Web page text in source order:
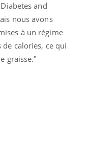
and
nous avons
à un régime
calories, ce qui
graisse."